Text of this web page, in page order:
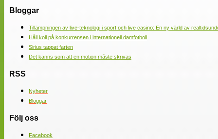
Bloggar
Tillämpningen av live-teknologi i sport och live casino: En ny värld av
Håll koll på konkurrensen i internationell damfotboll
Sirius tappat farten
Det känns som att en motion måste skrivas
RSS
Nyheter
Bloggar
Följ oss
Facebook